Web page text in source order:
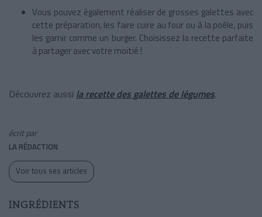
Vous pouvez également réaliser de grosses galettes avec
cette préparation, les faire cuire au four ou à la poêle, puis
les garnir comme un burger. Choisissez la recette parfaite
à partager avec votre moitié !
Découvrez aussi la recette des galettes de légumes.
écrit par
LA RÉDACTION
Voir tous ses articles
INGRÉDIENTS